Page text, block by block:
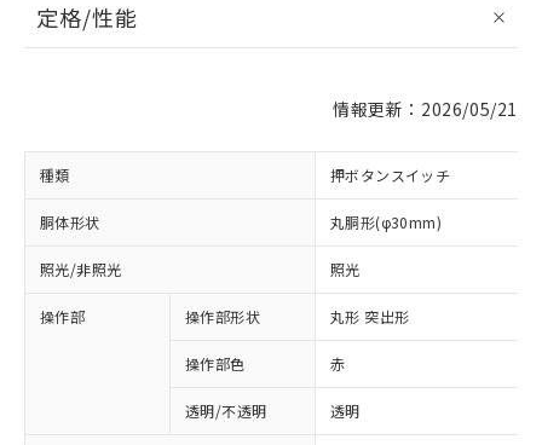
定格/性能
情報更新：2026/05/21
種類 押ボタンスイッチ
胴体形状 丸胴形(φ30mm)
照光/非照光 照光
操作部 操作部形状 丸形 突出形
操作部色 赤
透明/不透明 透明